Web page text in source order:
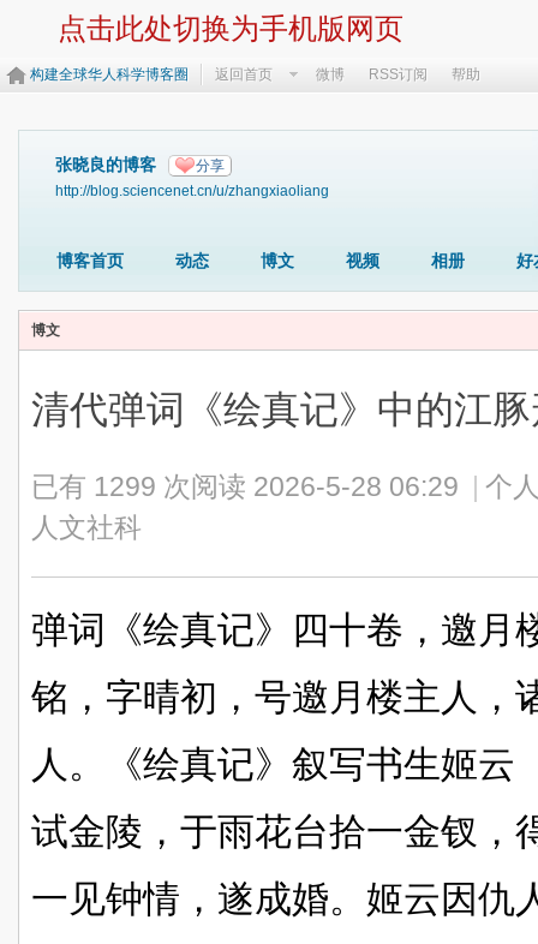
点击此处切换为手机版网页
构建全球华人科学博客圈 返回首页 微博 RSS订阅 帮助
张晓良的博客 分享
http://blog.sciencenet.cn/u/zhangxiaoliang
博客首页 动态 博文 视频 相册 好
博文
清代弹词《绘真记》中的江
已有 1299 次阅读 2026-5-28 06:29
个
人文社科
弹词《绘真记》四十卷，邀月
铭，字晴初，号邀月楼主人，
人。《绘真记》叙写书生姬云
试金陵，于雨花台拾一金钗，
一见钟情，遂成婚。姬云因仇